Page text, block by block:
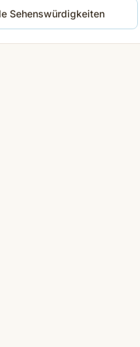
Sehenswürdigkeiten